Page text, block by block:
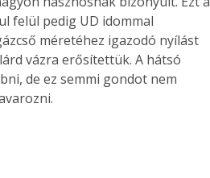
felül pedig UD idommal
méretéhez igazodó nyílást
vázra erősítettük. A hátsó
de ez semmi gondot nem